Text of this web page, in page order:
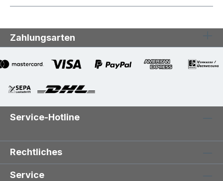
Zahlungsarten
Service-Hotline
Rechtliches
Service